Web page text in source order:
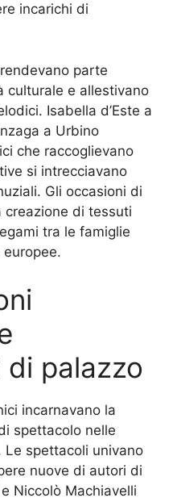
incarichi di
parte
culturale e allestivano
Isabella d’Este a
a Urbino
che raccoglievano
si intrecciavano
Gli occasioni di
di tessuti
tra le famiglie
palazzo
incarnavano la
spettacolo nelle
Le spettacoli univano
nuove di autori di
Niccolò Machiavelli